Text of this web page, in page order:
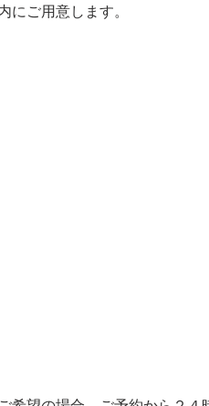
ご用意します。